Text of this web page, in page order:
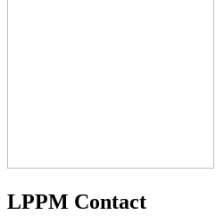
LPPM Contact